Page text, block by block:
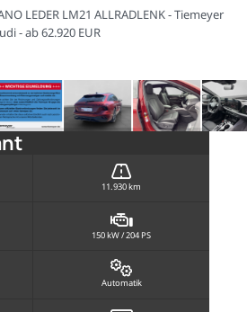
LEDER LM21 ALLRADLENK - Tiemeyer
- ab 62.920 EUR
11.930 km
150 kW / 204 PS
Automatik